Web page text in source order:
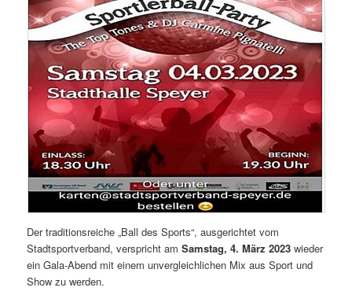
Der traditionsreiche „Ball des Sports“, ausgerichtet vom
Stadtsportverband, verspricht amSamstag, 4. März 2023wieder
ein Gala-Abend mit einem unvergleichlichen Mix aus Sport und
Show zu werden.